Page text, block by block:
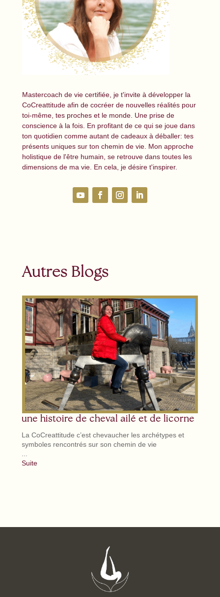
Mastercoach de vie certifiée, je t'invite à développer la
CoCreattitude afin de cocréer de nouvelles réalités pour
toi-même, tes proches et le monde. Une prise de
conscience à la fois. En profitant de ce qui se joue dans
ton quotidien comme autant de cadeaux à déballer: tes
présents uniques sur ton chemin de vie. Mon approche
holistique de l'être humain, se retrouve dans toutes les
dimensions de ma vie. En cela, je désire t'inspirer.
Autres Blogs
une histoire de cheval ailé et de licorne
La CoCreattitude c’est chevaucher les archétypes et
symboles rencontrés sur son chemin de vie
Suite